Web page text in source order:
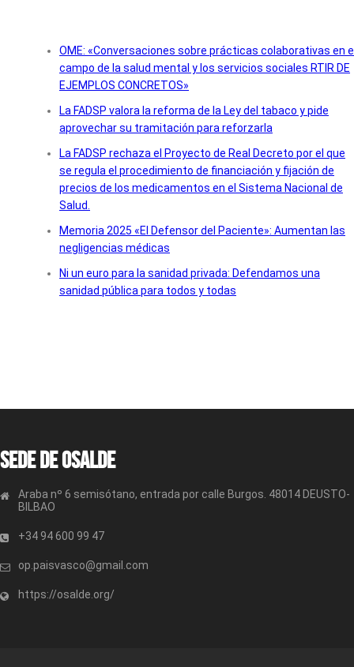
OME: «Conversaciones sobre prácticas colaborativas en
campo de la salud mental y los servicios sociales RTIR DE
EJEMPLOS CONCRETOS»
La FADSP valora la reforma de la Ley del tabaco y pide
aprovechar su tramitación para reforzarla
La FADSP rechaza el Proyecto de Real Decreto por el que
se regula el procedimiento de financiación y fijación de
precios de los medicamentos en el Sistema Nacional de
Salud.
Memoria 2025 «El Defensor del Paciente»: Aumentan las
negligencias médicas
Ni un euro para la sanidad privada: Defendamos una
sanidad pública para todos y todas
Sede de OSALDE
Araba nº 6 semisótano, entrada por calle Burgos. 48014 DEUSTO-
BILBAO
+34 94 600 99 47
op.paisvasco@gmail.com
https://osalde.org/